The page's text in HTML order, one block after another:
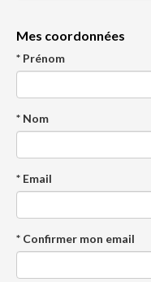
Mes coordonnées
* Prénom
* Nom
* Email
* Confirmer mon email